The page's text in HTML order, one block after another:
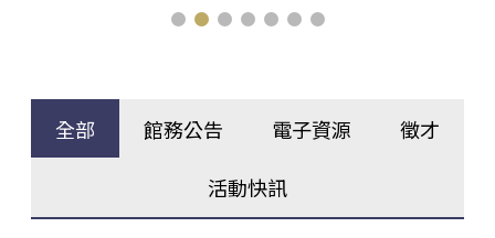
全部 館務公告 電子資源 徵才
活動快訊